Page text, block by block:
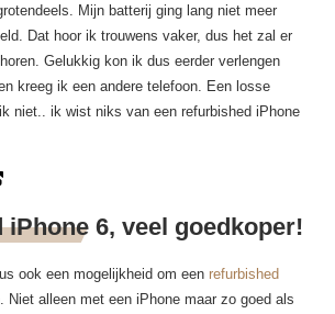
Mijn batterij ging lang niet meer
Dat hoor ik trouwens vaker, dus het zal er
Gelukkig kon ik dus eerder verlengen
kreeg ik een andere telefoon. Een losse
niet.. ik wist niks van een refurbished iPhone
iPhone 6, veel goedkoper!
ook een mogelijkheid om een refurbished
Niet alleen met een iPhone maar zo goed als